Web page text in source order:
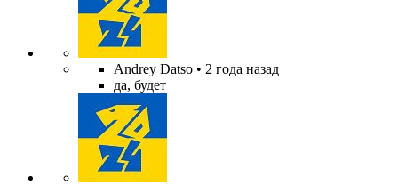
Andrey Datso • 2 года назад
да, будет